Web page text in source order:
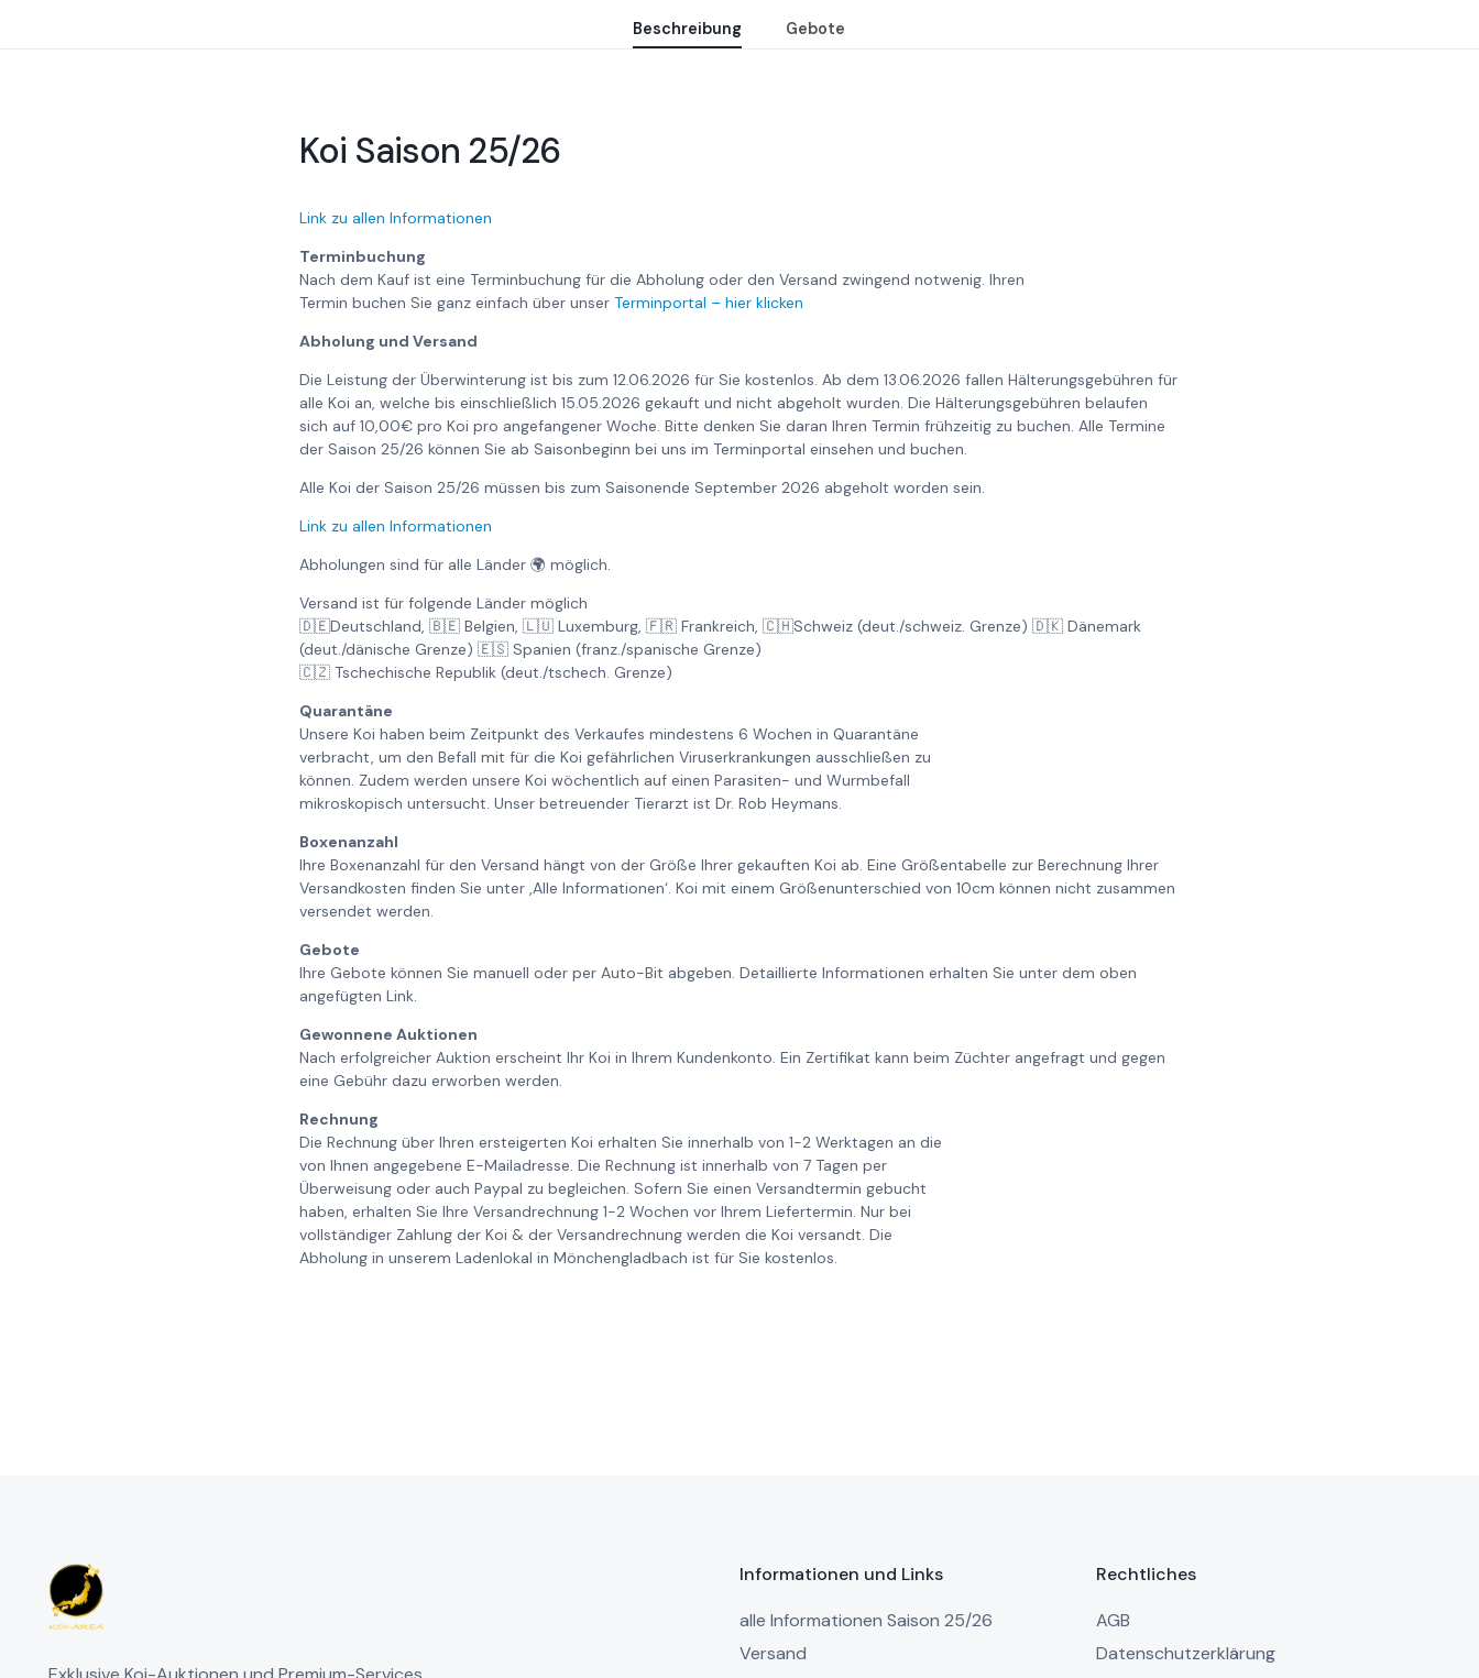
Beschreibung Gebote
Koi Saison 25/26
Link zu allen Informationen
Terminbuchung
Nach dem Kauf ist eine Terminbuchung für die Abholung oder den Versand zwingend notwenig. Ihren
Termin buchen Sie ganz einfach über unser Terminportal – hier klicken
Abholung und Versand
Die Leistung der Überwinterung ist bis zum 12.06.2026 für Sie kostenlos. Ab dem 13.06.2026 fallen Hälterungsgebühren für
alle Koi an, welche bis einschließlich 15.05.2026 gekauft und nicht abgeholt wurden. Die Hälterungsgebühren belaufen
sich auf 10,00€ pro Koi pro angefangener Woche. Bitte denken Sie daran Ihren Termin frühzeitig zu buchen. Alle Termine
der Saison 25/26 können Sie ab Saisonbeginn bei uns im Terminportal einsehen und buchen.
Alle Koi der Saison 25/26 müssen bis zum Saisonende September 2026 abgeholt worden sein.
Link zu allen Informationen
Abholungen sind für alle Länder 🌍 möglich.
Versand ist für folgende Länder möglich
🇩🇪Deutschland, 🇧🇪 Belgien, 🇱🇺 Luxemburg, 🇫🇷 Frankreich, 🇨🇭Schweiz (deut./schweiz. Grenze) 🇩🇰 Dänemark
(deut./dänische Grenze) 🇪🇸 Spanien (franz./spanische Grenze)
🇨🇿 Tschechische Republik (deut./tschech. Grenze)
Quarantäne
Unsere Koi haben beim Zeitpunkt des Verkaufes mindestens 6 Wochen in Quarantäne
verbracht, um den Befall mit für die Koi gefährlichen Viruserkrankungen ausschließen zu
können. Zudem werden unsere Koi wöchentlich auf einen Parasiten- und Wurmbefall
mikroskopisch untersucht. Unser betreuender Tierarzt ist Dr. Rob Heymans.
Boxenanzahl
Ihre Boxenanzahl für den Versand hängt von der Größe Ihrer gekauften Koi ab. Eine Größentabelle zur Berechnung Ihrer
Versandkosten finden Sie unter ‚Alle Informationen‘. Koi mit einem Größenunterschied von 10cm können nicht zusammen
versendet werden.
Gebote
Ihre Gebote können Sie manuell oder per Auto-Bit abgeben. Detaillierte Informationen erhalten Sie unter dem oben
angefügten Link.
Gewonnene Auktionen
Nach erfolgreicher Auktion erscheint Ihr Koi in Ihrem Kundenkonto. Ein Zertifikat kann beim Züchter angefragt und gegen
eine Gebühr dazu erworben werden.
Rechnung
Die Rechnung über Ihren ersteigerten Koi erhalten Sie innerhalb von 1-2 Werktagen an die
von Ihnen angegebene E-Mailadresse. Die Rechnung ist innerhalb von 7 Tagen per
Überweisung oder auch Paypal zu begleichen. Sofern Sie einen Versandtermin gebucht
haben, erhalten Sie Ihre Versandrechnung 1-2 Wochen vor Ihrem Liefertermin. Nur bei
vollständiger Zahlung der Koi & der Versandrechnung werden die Koi versandt. Die
Abholung in unserem Ladenlokal in Mönchengladbach ist für Sie kostenlos.
Informationen und Links
alle Informationen Saison 25/26
Versand
Rechtliches
AGB
Datenschutzerklärung